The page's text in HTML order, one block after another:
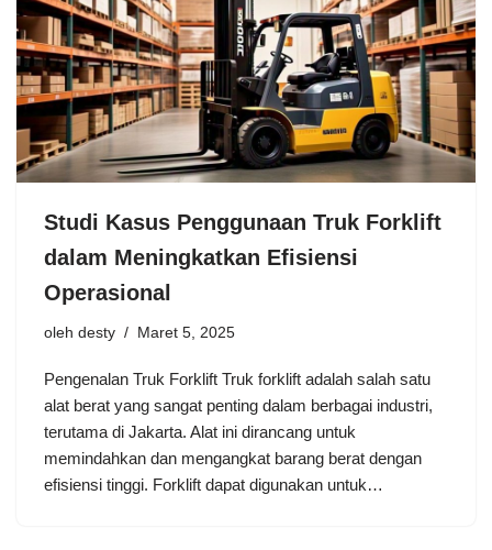
Studi Kasus Penggunaan Truk Forklift
dalam Meningkatkan Efisiensi
Operasional
oleh desty Maret 5, 2025
Pengenalan Truk Forklift Truk forklift adalah salah satu
alat berat yang sangat penting dalam berbagai industri,
terutama di Jakarta. Alat ini dirancang untuk
memindahkan dan mengangkat barang berat dengan
efisiensi tinggi. Forklift dapat digunakan untuk…